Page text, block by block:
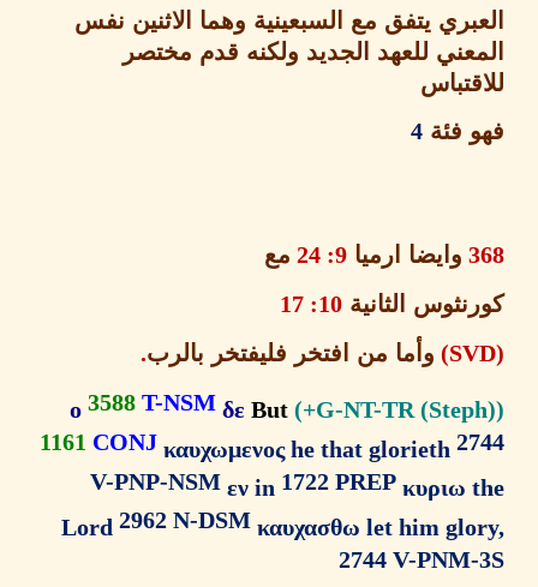
يتفق مع السبعينية وهما الاثنين نفس
للعهد الجديد ولكنه قدم مختصر
فئة4
وايضا ارميا9: 24
مع
الثانية
10: 17
وأمامن افتخر فليفتخر بالرب
ο3588T-NSMδεBut
1161 CONJ καυχωμενος he that glorieth
V-PNP-NSMεν in1722 PREPκυριω
Lord2962 N-DSMκαυχασθω let him
2744 V-